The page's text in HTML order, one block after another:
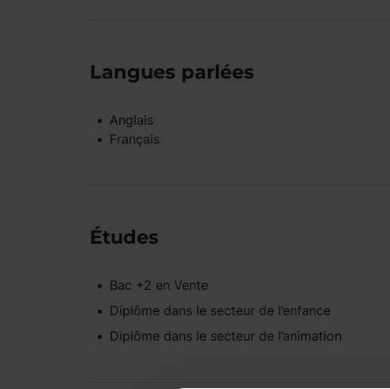
Langues parlées
Anglais
Français
Études
Bac +2 en Vente
Diplôme dans le secteur de l’enfance
Diplôme dans le secteur de l’animation